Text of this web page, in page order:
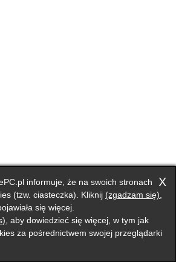
X
informuje, że na swoich stronach
(tzw. ciasteczka). Kliknij (zgadzam się)
się więcej.
, aby dowiedzieć się więcej, w tym jak
za pośrednictwem swojej przeglądarki